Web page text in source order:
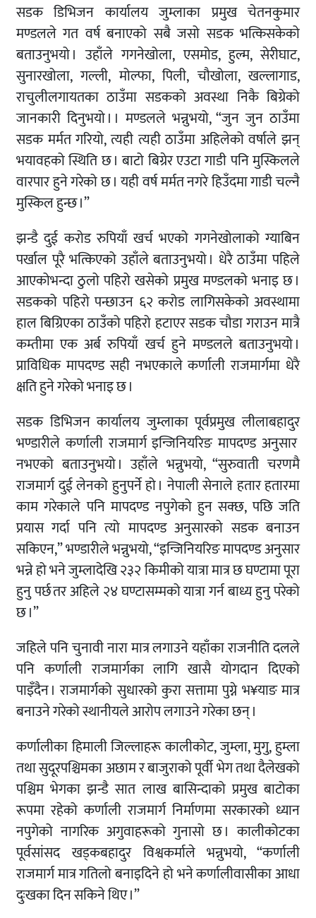
सडक डिभिजन कार्यालय जुम्लाका प्रमुख चेतनकुमार
मण्डलले गत वर्ष बनाएको सबै जसो सडक भत्किसकेको
बताउनुभयो । उहाँले गगनेखोला, एसमोड, हुल्म, सेरीघाट,
सुनारखोला, गल्ली, मोल्फा, पिली, चौखोला, खल्लागाड,
राचुलीलगायतका ठाउँमा सडकको अवस्था निकै बिग्रेको
जानकारी दिनुभयो । । मण्डलले भन्नुभयो, “जुन जुन ठाउँमा
सडक मर्मत गरियो, त्यही त्यही ठाउँमा अहिलेको वर्षाले झन्
भयावहको स्थिति छ । बाटो बिग्रेर एउटा गाडी पनि मुस्किलले
वारपार हुने गरेको छ । यही वर्ष मर्मत नगरे हिउँदमा गाडी चल्नै
मुस्किल हुन्छ ।”
झन्डै दुई करोड रुपियाँ खर्च भएको गगनेखोलाको ग्याबिन
पर्खाल पूरै भत्किएको उहाँले बताउनुभयो । धेरै ठाउँमा पहिले
आएकोभन्दा ठुलो पहिरो खसेको प्रमुख मण्डलको भनाइ छ ।
सडकको पहिरो पन्छाउन ६२ करोड लागिसकेको अवस्थामा
हाल बिग्रिएका ठाउँको पहिरो हटाएर सडक चौडा गराउन मात्रै
कम्तीमा एक अर्ब रुपियाँ खर्च हुने मण्डलले बताउनुभयो ।
प्राविधिक मापदण्ड सही नभएकाले कर्णाली राजमार्गमा धेरै
क्षति हुने गरेको भनाइ छ ।
सडक डिभिजन कार्यालय जुम्लाका पूर्वप्रमुख लीलाबहादुर
भण्डारीले कर्णाली राजमार्ग इन्जिनियरिङ मापदण्ड अनुसार
नभएको बताउनुभयो । उहाँले भन्नुभयो, “सुरुवाती चरणमै
राजमार्ग दुई लेनको हुनुपर्ने हो । नेपाली सेनाले हतार हतारमा
काम गरेकाले पनि मापदण्ड नपुगेको हुन सक्छ, पछि जति
प्रयास गर्दा पनि त्यो मापदण्ड अनुसारको सडक बनाउन
सकिएन,” भण्डारीले भन्नुभयो, “इन्जिनियरिङ मापदण्ड अनुसार
भन्ने हो भने जुम्लादेखि २३२ किमीको यात्रा मात्र छ घण्टामा पूरा
हुनु पर्छ तर अहिले २४ घण्टासम्मको यात्रा गर्न बाध्य हुनु परेको
छ ।”
जहिले पनि चुनावी नारा मात्र लगाउने यहाँका राजनीति दलले
पनि कर्णाली राजमार्गका लागि खासै योगदान दिएको
पाइँदैन । राजमार्गको सुधारको कुरा सत्तामा पुग्ने भ¥याङ मात्र
बनाउने गरेको स्थानीयले आरोप लगाउने गरेका छन् ।
कर्णालीका हिमाली जिल्लाहरू कालीकोट, जुम्ला, मुगु, हुम्ला
तथा सुदूरपश्चिमका अछाम र बाजुराको पूर्वी भेग तथा दैलेखको
पश्चिम भेगका झन्डै सात लाख बासिन्दाको प्रमुख बाटोका
रूपमा रहेको कर्णाली राजमार्ग निर्माणमा सरकारको ध्यान
नपुगेको नागरिक अगुवाहरूको गुनासो छ । कालीकोटका
पूर्वसांसद खड्कबहादुर विश्वकर्माले भन्नुभयो, “कर्णाली
राजमार्ग मात्र गतिलो बनाइदिने हो भने कर्णालीवासीका आधा
दुःखका दिन सकिने थिए ।”